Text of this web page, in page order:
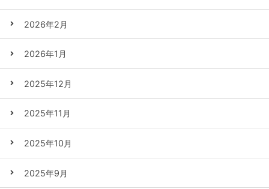
2026年2月
2026年1月
2025年12月
2025年11月
2025年10月
2025年9月